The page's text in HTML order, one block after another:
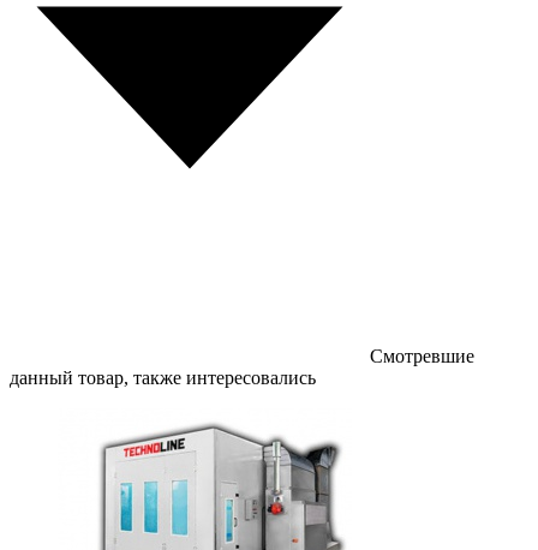
Смотревшие
данный товар, также интересовались